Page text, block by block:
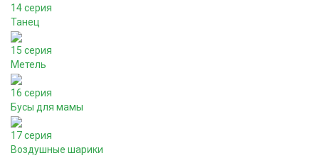
14 серия
Танец
15 серия
Метель
16 серия
Бусы для мамы
17 серия
Воздушные шарики